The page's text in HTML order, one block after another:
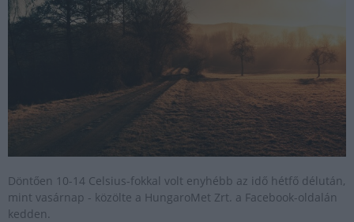
Döntően 10-14 Celsius-fokkal volt enyhébb az idő hétfő délután,
mint vasárnap - közölte a HungaroMet Zrt. a Facebook-oldalán
kedden.